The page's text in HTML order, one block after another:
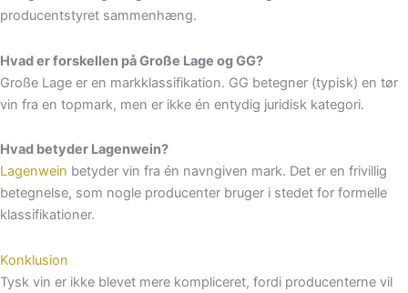
producentstyret sammenhæng.
Hvad er forskellen på Große Lage og GG?
Große Lage er en markklassifikation. GG betegner (typisk) en tør
vin fra en topmark, men er ikke én entydig juridisk kategori.
Hvad betyder Lagenwein?
Lagenwein betyder vin fra én navngiven mark. Det er en frivillig
betegnelse, som nogle producenter bruger i stedet for formelle
klassifikationer.
Konklusion
Tysk vin er ikke blevet mere kompliceret, fordi producenterne vil